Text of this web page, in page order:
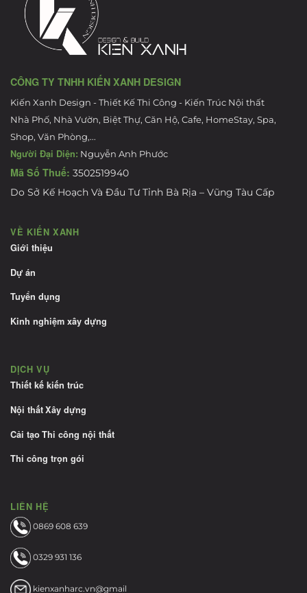
CÔNG TY TNHH KIẾN XANH DESIGN
Kiến Xanh Design - Thiết Kế Thi Công - Kiến Trúc Nội thất
Nhà Phố, Nhà Vườn, Biệt Thự, Căn Hộ, Cafe, HomeStay, Spa,
Shop, Văn Phòng,...
Người Đại Diện: Nguyễn Anh Phước
Mã Số Thuế: 3502519940
Do Sở Kế Hoạch Và Đầu Tư Tỉnh Bà Rịa – Vũng Tàu Cấp
VỀ KIẾN XANH
Giới thiệu
Dự án
Tuyển dụng
Kinh nghiệm xây dựng
DỊCH VỤ
Thiết kế kiến trúc
Nội thấtXây dựng
Cải tạoThi công nội thất
Thi công trọn gói
LIÊN HỆ
0869 608 639
0329 931 136
kienxanharc.vn@gmail